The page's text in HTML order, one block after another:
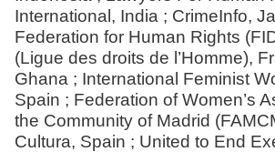
International, India ; CrimeInfo,
Federation for Human Rights
(Ligue des droits de l’Homme),
Ghana ; International Feminist
Spain ; Federation of Women’s
the Community of Madrid
Cultura, Spain ; United to End